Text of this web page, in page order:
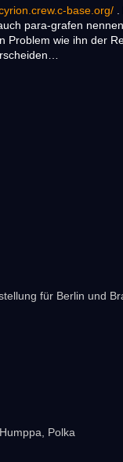
base.org/ .
para-grafen
wie ihn der
für Berlin und
Polka